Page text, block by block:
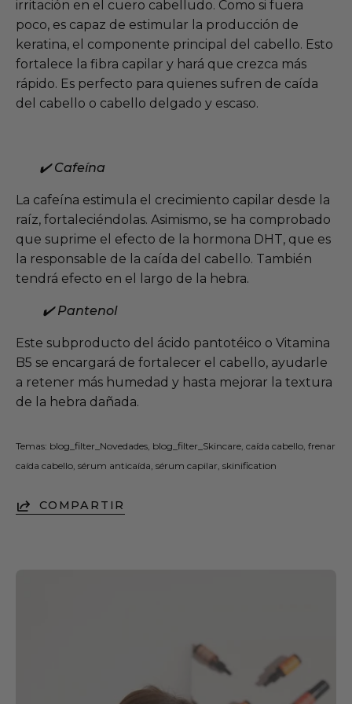
irritación en el cuero cabelludo. Como si fuera
poco, es capaz de estimular la producción de
keratina, el componente principal del cabello. Esto
fortalece la fibra capilar y hará que crezca más
rápido. Es perfecto para quienes sufren de caída
del cabello o cabello delgado y escaso.
✔️ Cafeína
La cafeína estimula el crecimiento capilar desde la
raíz, fortaleciéndolas. Asimismo, se ha comprobado
que suprime el efecto de la hormona DHT, que es
la responsable de la caída del cabello. También
tendrá efecto en el largo de la hebra.
✔️ Pantenol
Este subproducto del ácido pantotéico o Vitamina
B5 se encargará de fortalecer el cabello, ayudarle
a retener más humedad y hasta mejorar la textura
de la hebra dañada.
Temas: blog_filter_Novedades blog_filter_Skincare caída cabello frenar
caída cabello sérum anticaída sérum capilar skinification
COMPARTIR